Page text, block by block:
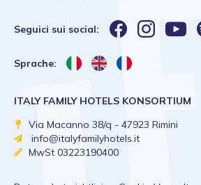
Seguici sui social:
Sprache:
ITALY FAMILY HOTELS KONSORTIUM
Via Macanno 38/q - 47923 Rimini
info@italyfamilyhotels.it
MwSt 03223190400